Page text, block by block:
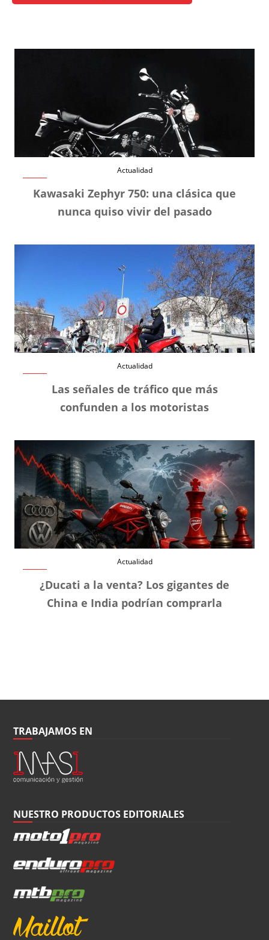
Actualidad
Kawasaki Zephyr 750: una clásica que
nunca quiso vivir del pasado
Actualidad
Las señales de tráfico que más
confunden a los motoristas
Actualidad
¿Ducati a la venta? Los gigantes de
China e India podrían comprarla
TRABAJAMOS EN
NUESTRO PRODUCTOS EDITORIALES